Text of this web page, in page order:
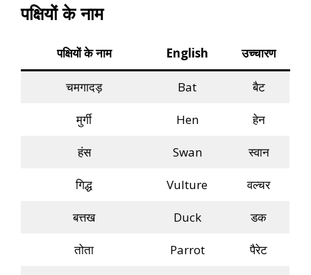
पक्षियों के नाम
पक्षियों के नाम English उच्चारण
चमगादड़ Bat बैट
मुर्गी Hen हेन
हंस Swan स्वान
गिद्ध Vulture वल्चर
बत्तख Duck डक
तोता Parrot पैरेट